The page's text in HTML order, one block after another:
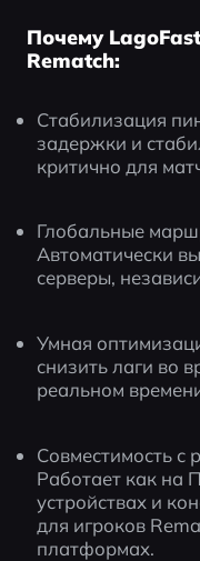
Почему
Rematch:
Стабилизация
задержки и
критично для
Глобальные
Автоматически
серверы,
Умная
снизить лаги во
реальном
Совместимость с
Работает как на
устройствах и
для игроков
платформах.